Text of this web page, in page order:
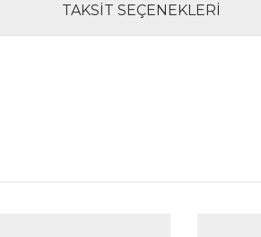
TAKSIT SEÇENEKLERI
noktaları öneri formunu